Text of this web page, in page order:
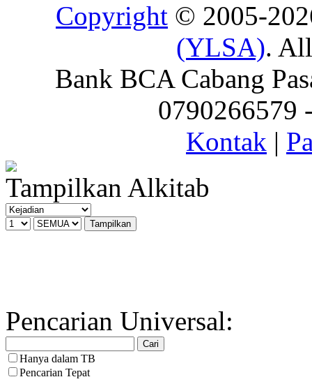
Copyright © 2005-
(YLSA).
Bank BCA Cabang
0790266579
Kontak |
Tampilkan Alkitab
Pencarian Universal:
Hanya dalam TB
Pencarian Tepat